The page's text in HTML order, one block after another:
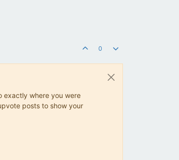
0
exactly where you were
posts to show your